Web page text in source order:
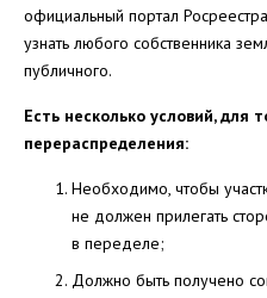
официальный портал
узнать любого собственника
публичного.
Есть несколько условий, для
перераспределения:
Необходимо, чтобы
не должен прилегать
в переделе;
Должно быть получено